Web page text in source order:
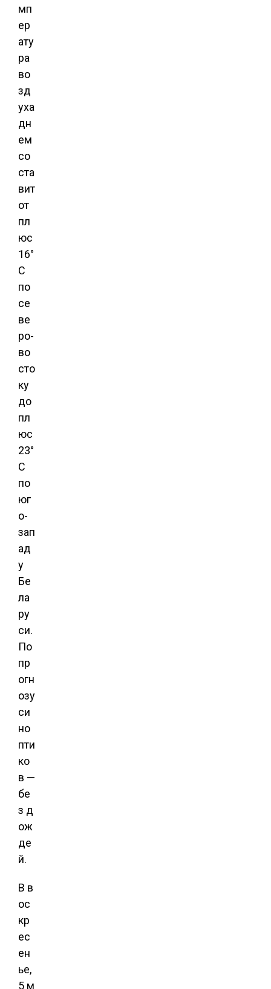
мп
ер
ату
ра
во
зд
уха
дн
ем
со
ста
вит
от
пл
юс
16°
C
по
се
ве
ро-
во
сто
ку
до
пл
юс
23°
C
по
юг
о-
зап
ад
у
Бе
ла
ру
си.
По
пр
огн
озу
си
но
пти
ко
в —
бе
з д
ож
де
й.
В в
ос
кр
ес
ен
ье,
5 м